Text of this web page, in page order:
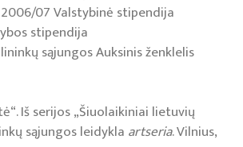
07 Valstybinė stipendija
stipendija
sąjungos Auksinis ženklelis
Iš serijos „Šiuolaikiniai lietuvių
sąjungos leidykla artseria. Vilnius,